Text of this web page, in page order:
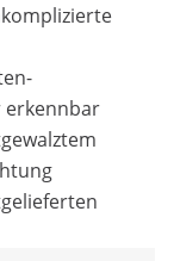
erkennbar